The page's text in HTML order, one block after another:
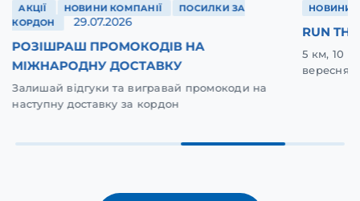
АКЦІЇ НОВИНИ КОМПАНІЇ
ПОСИЛКИ ЗА
КОРДОН
29.07.2026
РОЗІШРАШ ПРОМОКОДІВ НА
МІЖНАРОДНУ ДОСТАВКУ
Залишай відгуки та вигравай промокоди на
наступну доставку за кордон
НОВИНИ
RUN
5 км, 10
вересня